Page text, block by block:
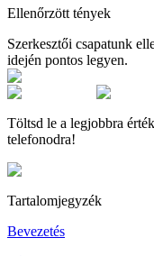
Ellenőrzött tények
Szerkesztői csapatunk
idején pontos legyen.
Töltsd le a legjobbra
telefonodra!
Tartalomjegyzék
Bevezetés